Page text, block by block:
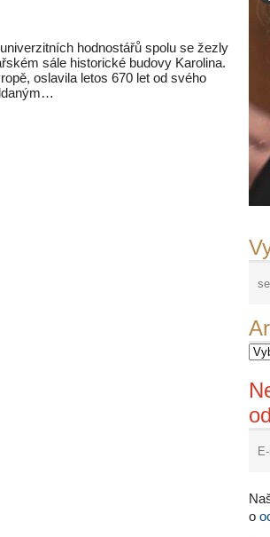
o
hodnostářů spolu se žezly
sále historické budovy Karolina.
oslavila letos 670 let od svého